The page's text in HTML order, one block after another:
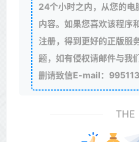
24个小时之内，从您的电
内容。如果您喜欢该程序
注册，得到更好的正版服
题，如有侵权请邮件与我
删请致信E-mail：
THE